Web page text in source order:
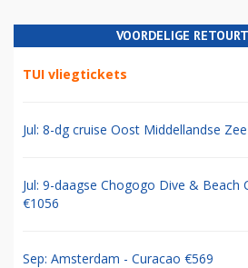
VOORDELIGE
TUI vliegtickets
Jul: 8-dg cruise Oost Middellandse
Jul: 9-daagse Chogogo Dive & Beach
€1056
Sep: Amsterdam - Curacao €569